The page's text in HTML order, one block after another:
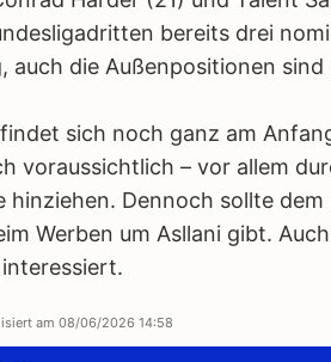
bereits drei
auch die Außenpositionen sind
sich noch ganz am
voraussichtlich – vor allem
hinziehen. Dennoch sollte dem
Werben um Asllani gibt.
am 08/06/2026 14:58